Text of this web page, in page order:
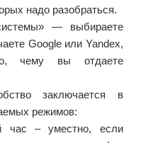
надо разобраться.
— выбираете
Google или Yandex,
чему вы отдаете
заключается в
режимов:
час – уместно, если